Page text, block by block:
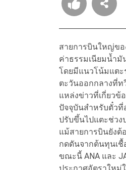
สายการบินใหญ่ขอ
ค่าธรรมเนียมน้ำมั
โดยมีแนวโน้มแตะ
ตะวันออกกลางที่ท
แหล่งข่าวที่เกี่ยวข้
ปัจจุบันสำหรับตั๋วที่
ปรับขึ้นไปแตะช่วง
แม้สายการบินยังต้
กดดันจากต้นทุนเชื้
ขณะนี้ ANA และ